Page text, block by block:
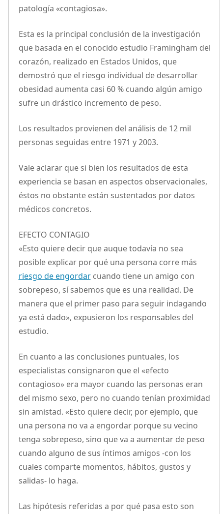
patología «contagiosa».
Esta es la principal conclusión de la investigación
que basada en el conocido estudio Framingham del
corazón, realizado en Estados Unidos, que
demostró que el riesgo individual de desarrollar
obesidad aumenta casi 60 % cuando algún amigo
sufre un drástico incremento de peso.
Los resultados provienen del análisis de 12 mil
personas seguidas entre 1971 y 2003.
Vale aclarar que si bien los resultados de esta
experiencia se basan en aspectos observacionales,
éstos no obstante están sustentados por datos
médicos concretos.
EFECTO CONTAGIO
«Esto quiere decir que auque todavía no sea
posible explicar por qué una persona corre más
riesgo de engordarcuando tiene un amigo con
sobrepeso, sí sabemos que es una realidad. De
manera que el primer paso para seguir indagando
ya está dado», expusieron los responsables del
estudio.
En cuanto a las conclusiones puntuales, los
especialistas consignaron que el «efecto
contagioso» era mayor cuando las personas eran
del mismo sexo, pero no cuando tenían proximidad
sin amistad. «Esto quiere decir, por ejemplo, que
una persona no va a engordar porque su vecino
tenga sobrepeso, sino que va a aumentar de peso
cuando alguno de sus íntimos amigos -con los
cuales comparte momentos, hábitos, gustos y
salidas- lo haga.
Las hipótesis referidas a por qué pasa esto son